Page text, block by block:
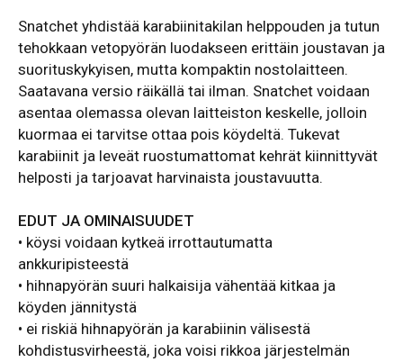
Snatchet yhdistää karabiinitakilan helppouden ja tutun
tehokkaan vetopyörän luodakseen erittäin joustavan ja
suorituskykyisen, mutta kompaktin nostolaitteen.
Saatavana versio räikällä tai ilman. Snatchet voidaan
asentaa olemassa olevan laitteiston keskelle, jolloin
kuormaa ei tarvitse ottaa pois köydeltä. Tukevat
karabiinit ja leveät ruostumattomat kehrät kiinnittyvät
helposti ja tarjoavat harvinaista joustavuutta.
EDUT JA OMINAISUUDET
• köysi voidaan kytkeä irrottautumatta
ankkuripisteestä
• hihnapyörän suuri halkaisija vähentää kitkaa ja
köyden jännitystä
• ei riskiä hihnapyörän ja karabiinin välisestä
kohdistusvirheestä, joka voisi rikkoa järjestelmän